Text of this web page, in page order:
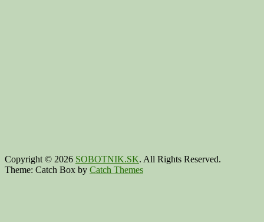
Copyright © 2026 SOBOTNIK.SK. All Rights Reserved.
Theme: Catch Box by Catch Themes